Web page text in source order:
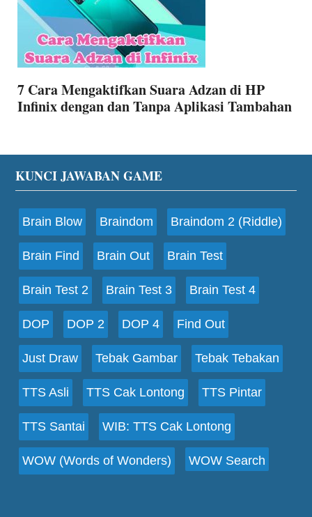
7 Cara Mengaktifkan Suara Adzan di HP
Infinix dengan dan Tanpa Aplikasi Tambahan
Footer
KUNCI JAWABAN GAME
Brain Blow Braindom Braindom 2 (Riddle)
Brain Find Brain Out Brain Test
Brain Test 2 Brain Test 3 Brain Test 4
DOP DOP 2 DOP 4 Find Out
Just Draw Tebak Gambar Tebak Tebakan
TTS Asli TTS Cak Lontong TTS Pintar
TTS Santai WIB: TTS Cak Lontong
WOW (Words of Wonders) WOW Search